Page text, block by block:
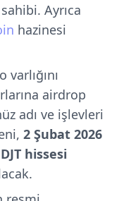
Ayrıca
hazinesi
airdrop
adı ve işlevleri
2 Şubat 2026
hissesi